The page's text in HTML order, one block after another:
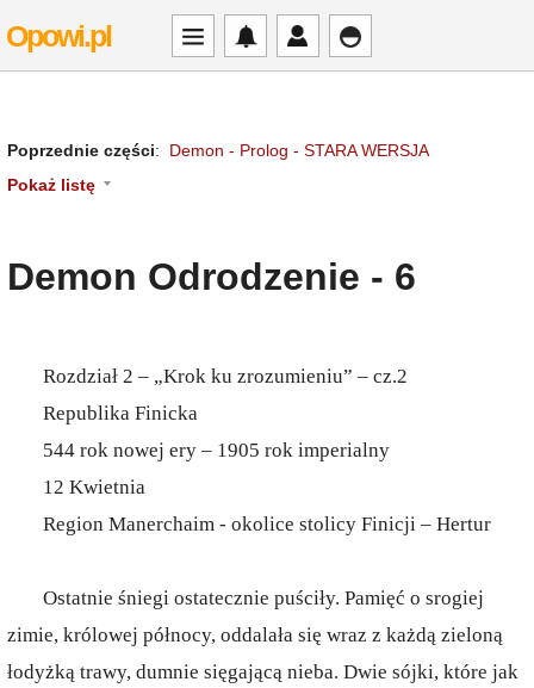
Opowi.pl
Poprzednie części: Demon - Prolog - STARA WERSJA
Pokaż listę
Demon Odrodzenie - 6
Rozdział 2 – „Krok ku zrozumieniu” – cz.2
Republika Finicka
544 rok nowej ery – 1905 rok imperialny
12 Kwietnia
Region Manerchaim - okolice stolicy Finicji – Hertur
Ostatnie śniegi ostatecznie puściły. Pamięć o srogiej
zimie, królowej północy, oddalała się wraz z każdą zieloną
łodyżką trawy, dumnie sięgającą nieba. Dwie sójki, które jak